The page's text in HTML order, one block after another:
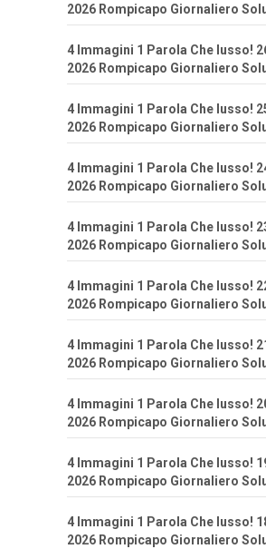
2026 Rompicapo Giornaliero
4 Immagini 1 Parola Che lusso!
2026 Rompicapo Giornaliero
4 Immagini 1 Parola Che lusso!
2026 Rompicapo Giornaliero
4 Immagini 1 Parola Che lusso!
2026 Rompicapo Giornaliero
4 Immagini 1 Parola Che lusso!
2026 Rompicapo Giornaliero
4 Immagini 1 Parola Che lusso!
2026 Rompicapo Giornaliero
4 Immagini 1 Parola Che lusso!
2026 Rompicapo Giornaliero
4 Immagini 1 Parola Che lusso!
2026 Rompicapo Giornaliero
4 Immagini 1 Parola Che lusso!
2026 Rompicapo Giornaliero
4 Immagini 1 Parola Che lusso!
2026 Rompicapo Giornaliero